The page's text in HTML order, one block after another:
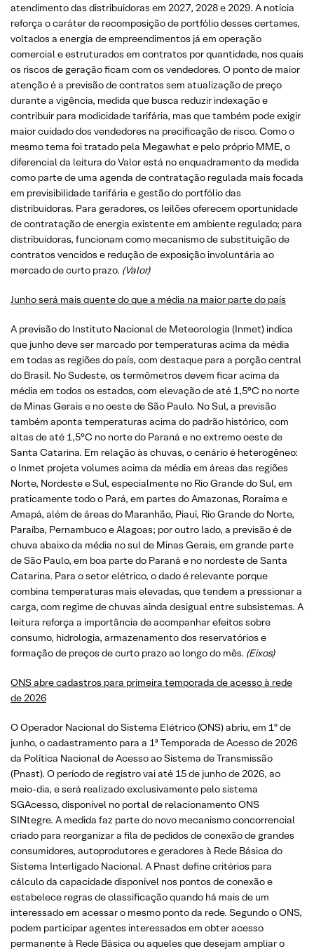
atendimento das distribuidoras em 2027, 2028 e 2029. A notícia
reforça o caráter de recomposição de portfólio desses certames,
voltados a energia de empreendimentos já em operação
comercial e estruturados em contratos por quantidade, nos quais
os riscos de geração ficam com os vendedores. O ponto de maior
atenção é a previsão de contratos sem atualização de preço
durante a vigência, medida que busca reduzir indexação e
contribuir para modicidade tarifária, mas que também pode exigir
maior cuidado dos vendedores na precificação de risco. Como o
mesmo tema foi tratado pela Megawhat e pelo próprio MME, o
diferencial da leitura do Valor está no enquadramento da medida
como parte de uma agenda de contratação regulada mais focada
em previsibilidade tarifária e gestão do portfólio das
distribuidoras. Para geradores, os leilões oferecem oportunidade
de contratação de energia existente em ambiente regulado; para
distribuidoras, funcionam como mecanismo de substituição de
contratos vencidos e redução de exposição involuntária ao
mercado de curto prazo. (Valor)
Junho será mais quente do que a média na maior parte do país
A previsão do Instituto Nacional de Meteorologia (Inmet) indica
que junho deve ser marcado por temperaturas acima da média
em todas as regiões do país, com destaque para a porção central
do Brasil. No Sudeste, os termômetros devem ficar acima da
média em todos os estados, com elevação de até 1,5°C no norte
de Minas Gerais e no oeste de São Paulo. No Sul, a previsão
também aponta temperaturas acima do padrão histórico, com
altas de até 1,5°C no norte do Paraná e no extremo oeste de
Santa Catarina. Em relação às chuvas, o cenário é heterogêneo:
o Inmet projeta volumes acima da média em áreas das regiões
Norte, Nordeste e Sul, especialmente no Rio Grande do Sul, em
praticamente todo o Pará, em partes do Amazonas, Roraima e
Amapá, além de áreas do Maranhão, Piauí, Rio Grande do Norte,
Paraíba, Pernambuco e Alagoas; por outro lado, a previsão é de
chuva abaixo da média no sul de Minas Gerais, em grande parte
de São Paulo, em boa parte do Paraná e no nordeste de Santa
Catarina. Para o setor elétrico, o dado é relevante porque
combina temperaturas mais elevadas, que tendem a pressionar a
carga, com regime de chuvas ainda desigual entre subsistemas. A
leitura reforça a importância de acompanhar efeitos sobre
consumo, hidrologia, armazenamento dos reservatórios e
formação de preços de curto prazo ao longo do mês. (Eixos)
ONS abre cadastros para primeira temporada de acesso à rede
de 2026
O Operador Nacional do Sistema Elétrico (ONS) abriu, em 1º de
junho, o cadastramento para a 1ª Temporada de Acesso de 2026
da Política Nacional de Acesso ao Sistema de Transmissão
(Pnast). O período de registro vai até 15 de junho de 2026, ao
meio-dia, e será realizado exclusivamente pelo sistema
SGAcesso, disponível no portal de relacionamento ONS
SINtegre. A medida faz parte do novo mecanismo concorrencial
criado para reorganizar a fila de pedidos de conexão de grandes
consumidores, autoprodutores e geradores à Rede Básica do
Sistema Interligado Nacional. A Pnast define critérios para
cálculo da capacidade disponível nos pontos de conexão e
estabelece regras de classificação quando há mais de um
interessado em acessar o mesmo ponto da rede. Segundo o ONS,
podem participar agentes interessados em obter acesso
permanente à Rede Básica ou aqueles que desejam ampliar o